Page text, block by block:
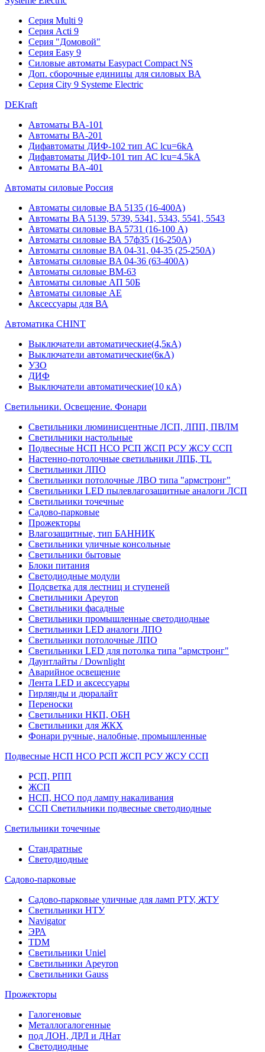
Серия Multi 9
Серия Acti 9
Серия "Домовой"
Серия Easy 9
Силовые автоматы Easypact Compact NS
Доп. сборочные единицы для силовых ВА
Серия City 9 Systeme Electric
DEKraft
Автоматы BA-101
Автоматы ВА-201
Дифавтоматы ДИФ-102 тип АС lcu=6kA
Дифавтоматы ДИФ-101 тип АС lcu=4.5kA
Автоматы BA-401
Автоматы силовые Россия
Автоматы силовые BA 5135 (16-400А)
Автоматы BA 5139, 5739, 5341, 5343, 5541, 5543
Автоматы силовые BA 5731 (16-100 А)
Автоматы силовые ВА 57ф35 (16-250А)
Автоматы силовые BA 04-31, 04-35 (25-250А)
Автоматы силовые BA 04-36 (63-400А)
Автоматы силовые ВМ-63
Автоматы силовые АП 50Б
Автоматы силовые АЕ
Аксессуары для ВА
Автоматика CHINT
Выключатели автоматические(4,5кА)
Выключатели автоматические(6кА)
УЗО
ДИФ
Выключатели автоматические(10 кА)
Светильники. Освещение. Фонари
Светильники люминисцентные ЛСП, ЛПП, ПВЛМ
Светильники настольные
Подвесные НСП НСО РСП ЖСП РСУ ЖСУ ССП
Настенно-потолочные светильники ЛПБ, TL
Светильники ЛПО
Светильники потолочные ЛВО типа "армстронг"
Светильники LED пылевлагозащитные аналоги ЛСП
Светильники точечные
Садово-парковые
Прожекторы
Влагозащитные, тип БАННИК
Светильники уличные консольные
Светильники бытовые
Блоки питания
Светодиодные модули
Подсветка для лестниц и ступеней
Светильники Apeyron
Светильники фасадные
Светильники промышленные светодиодные
Светильники LED аналоги ЛПО
Светильники потолочные ЛПО
Светильники LED для потолка типа "армстронг"
Даунтлайты / Downlight
Аварийное освещение
Лента LED и аксессуары
Гирлянды и дюралайт
Переноски
Светильники НКП, ОБН
Светильники для ЖКХ
Фонари ручные, налобные, промышленные
Подвесные НСП НСО РСП ЖСП РСУ ЖСУ ССП
РСП, РПП
ЖСП
НСП, НСО под лампу накаливания
ССП Светильники подвесные светодиодные
Светильники точечные
Стандратные
Светодиодные
Садово-парковые
Садово-парковые уличные для ламп РТУ, ЖТУ
Светильники НТУ
Navigator
ЭРА
TDM
Светильники Uniel
Светильники Apeyron
Светильники Gauss
Прожекторы
Галогеновые
Металлогалогенные
под ЛОН, ДРЛ и ДНат
Светодиодные